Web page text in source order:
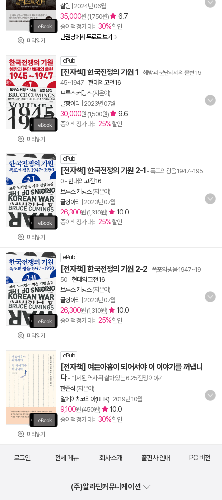
미리읽기
살림 2024년 06월
35,000원 (1,750원) 6.7
종이책 정가 대비 30%할인
만권당에서 무료로 보기
미리읽기
ePub
[전자책] 한국전쟁의 기원 1 - 해방과 분단체제의 출현 19
45~1947 -현대의 고전 16
브루스 커밍스(지은이)
글항아리
2023년 07월
30,000원 (1,500원) 9.6
종이책 정가 대비 25%할인
미리읽기
ePub
[전자책] 한국전쟁의 기원 2-1 - 폭포의 굉음 1947~195
0 -현대의 고전 16
브루스 커밍스(지은이)
글항아리
2023년 07월
26,300원 (1,310원) 10.0
종이책 정가 대비 25%할인
미리읽기
ePub
[전자책] 한국전쟁의 기원 2-2 - 폭포의 굉음 1947~19
50 -현대의 고전 16
브루스 커밍스(지은이)
글항아리
2023년 07월
26,300원 (1,310원) 10.0
종이책 정가 대비 25%할인
미리읽기
ePub
[전자책] 여든아홉이 되어서야 이 이야기를 꺼냅니
다- 박제된 역사 뒤 살아 있는 6.25전쟁 이야기
한준식 (지은이)
알에이치코리아(RHK) 2019년 10월
9,100원 (450원) 10.0
종이책 정가 대비 30%할인
로그인 전체 메뉴 회사 소개 출판사 안내 PC 버전
(주)알라딘커뮤니케이션